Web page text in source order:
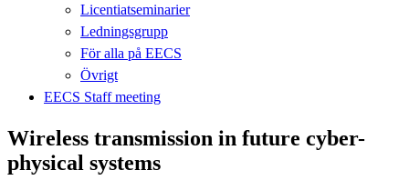
Licentiatseminarier
Ledningsgrupp
För alla på EECS
Övrigt
EECS Staff meeting
Wireless transmission in future cyber-
physical systems